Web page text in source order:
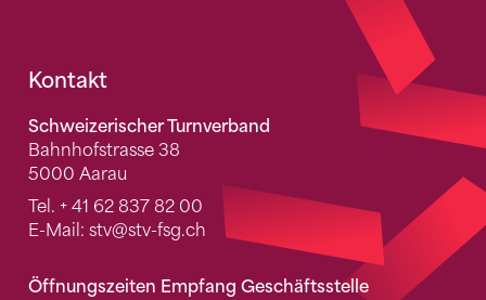
Fusszeile
Kontakt
Schweizerischer Turnverband
Bahnhofstrasse 38
5000 Aarau
Tel. + 41 62 837 82 00
E-Mail: stv@stv-fsg.ch
Öffnungszeiten Empfang Geschäftsstelle